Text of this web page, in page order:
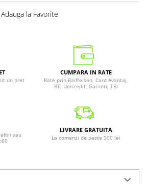
Adauga la Favorite
un pret
CUMPARA IN RATE
Rate prin Raiffeisen, Card Avantaj,
BT, Unicredit, Garanti, TBI
sau
LIVRARE GRATUITA
La comenzi de peste 300 lei